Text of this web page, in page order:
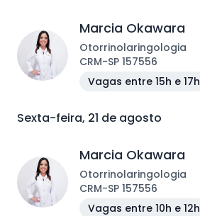
Marcia Okawara
Otorrinolaringologia
CRM-SP 157556
Vagas entre 15h e 17h
Sexta-feira, 21 de agosto
Marcia Okawara
Otorrinolaringologia
CRM-SP 157556
Vagas entre 10h e 12h